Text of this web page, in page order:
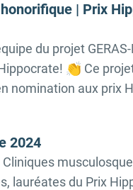
: les cliniques
(MSQ). Nouvelle
Nouvelle rapportée
MSQ sont d’une
| Prix
du projet
👏 Ce
nomination aux prix
réseau de la santé.
✔️ Une meilleure
2024
lauréates du Prix